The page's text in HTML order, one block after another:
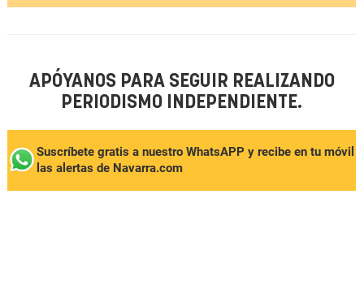
APÓYANOS PARA SEGUIR REALIZANDO
PERIODISMO INDEPENDIENTE.
Suscríbete gratis a nuestro WhatsAPP y recibe en tu móvil
las alertas de Navarra.com